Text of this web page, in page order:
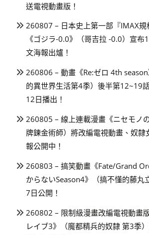
送電視動畫版！
260807 – 日本史上第一部『IMAX規
《ゴジラ-0.0》（哥吉拉 -0.0）宣
文海報出爐！
260806 – 動畫《Re:ゼロ 4th
的異世界生活第4季）後半第12~19
12日播出！
260805 – 線上連載漫畫《ニセモノ
牌鍊金術師）將改編電視動畫、奴隸
報公開中！
260803 – 搞笑動畫《Fate/Grand
からないSeason4》（搞不懂的藤丸
7日公開！
260802 – 限制級漫畫改編電視動畫
レイブ3》（魔都精兵的奴隸 第3季